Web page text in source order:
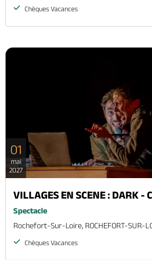
Chèques Vacances
01
mai
2027
VILLAGES EN SCENE : DARK
Spectacle
Rochefort-Sur-Loire, ROCHEFORT-SUR-
Chèques Vacances